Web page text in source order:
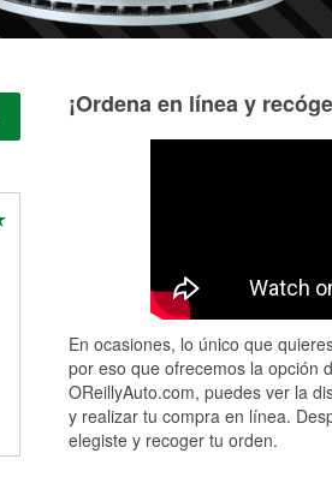
¡Ordena en línea y
En ocasiones, lo único que
por eso que ofrecemos la opción
OReillyAuto.com, puedes ver la
y realizar tu compra en línea.
elegiste y recoger tu orden.